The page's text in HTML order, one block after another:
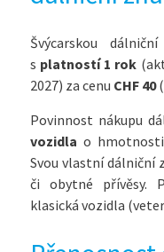
Švýcarskou
s platností 1 rok
2027) za cenu CHF 40
Povinnost nákupu
vozidla o
Svou vlastní dálniční
či obytné přívěsy.
klasická vozidla